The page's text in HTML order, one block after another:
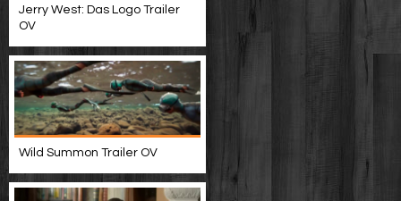
Jerry West: Das Logo Trailer
OV
Wild Summon Trailer OV